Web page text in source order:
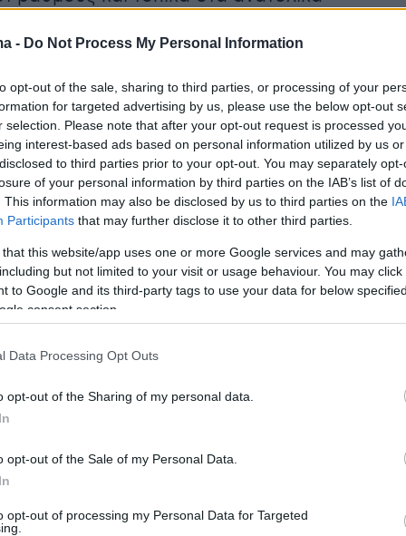
- Do Not Process My Personal Information
opt-out of the sale, sharing to third parties, or processing of your
for targeted advertising by us, please use the below opt-out
selection. Please note that after your opt-out request is processed
interest-based ads based on personal information utilized by us
to third parties prior to your opt-out. You may separately
of your personal information by third parties on the IAB’s list of
This information may also be disclosed by us to third parties on the
Participants that may further disclose it to other third parties.
that this website/app uses one or more Google services and may
but not limited to your visit or usage behaviour. You may
to Google and its third-party tags to use your data for below
consent section.
Data Processing Opt Outs
opt-out of the Sharing of my personal data.
opt-out of the Sale of my Personal Data.
opt-out of processing my Personal Data for Targeted
αίθριος με λίγες νεφώσεις πρόσκαιρα
μεσημβρινές και απογευματινές ώρες
ορεινά όπου θα σημειωθούν τοπικές βροχές ή
στα ορεινά της ανατολικής Μακεδονίας και
πιθανώς να εκδηλωθούν και μεμονωμένες
διευθύνσεων 2 με 4 μποφόρ και στα
τοπικά 5 μποφόρ.
Από 15 έως 30 και τοπικά στην κεντρική
με 33 βαθμούς Κελσίου. Στη δυτική
ΗΠΕΙΡΟΣ, ΔΥΤΙΚΗ ΣΤΕΡΕΑ,